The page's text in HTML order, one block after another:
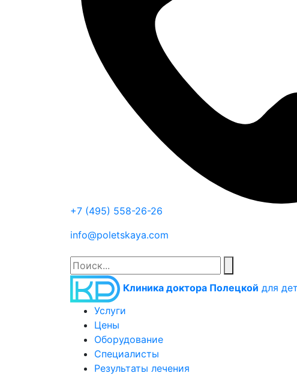
+7 (495) 558-26-26
info@poletskaya.com
Клиника доктора Полецкой для
Услуги
Цены
Оборудование
Специалисты
Результаты лечения